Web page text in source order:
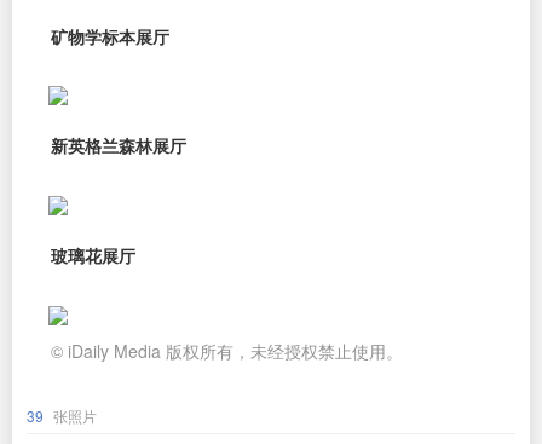
矿物学标本展厅
新英格兰森林展厅
玻璃花展厅
© iDaily Media 版权所有，未经授权禁止使用。
39 张照片